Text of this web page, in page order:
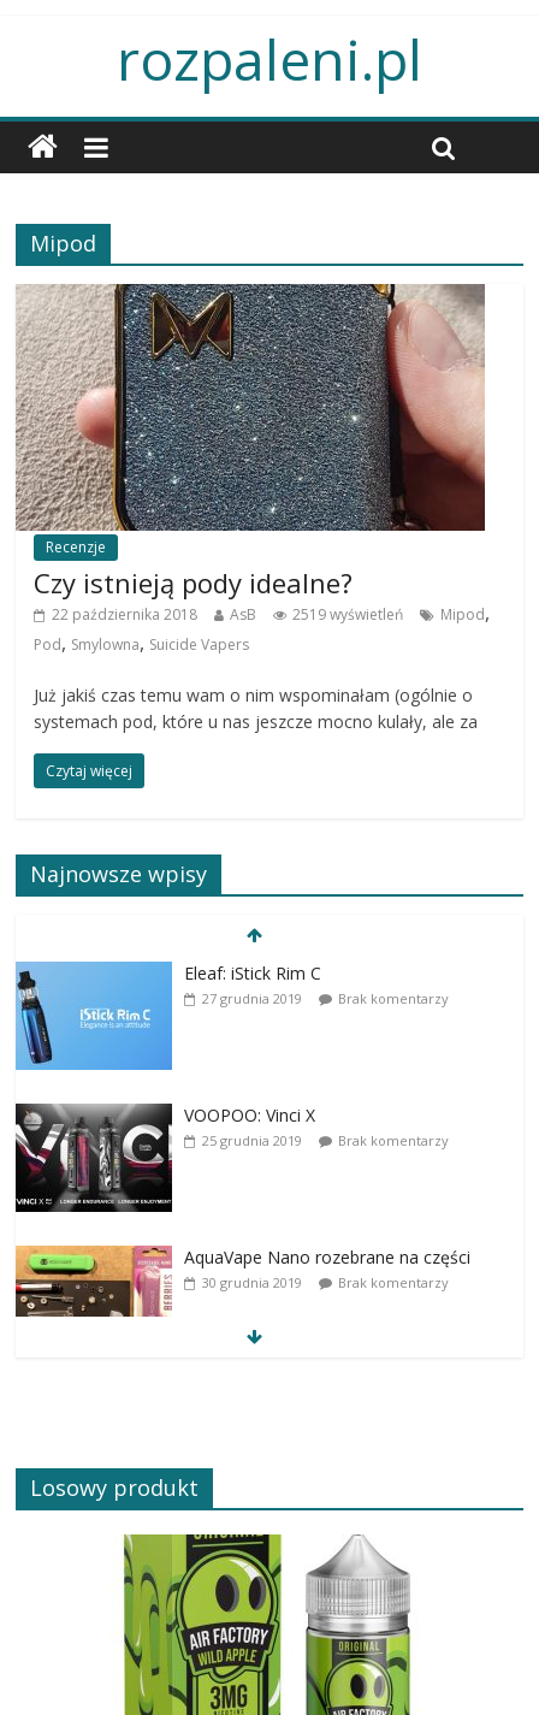
rozpaleni.pl
Mipod
Recenzje
Czy istnieją pody idealne?
22 października 2018 AsB 2519 wyświetleń Mipod,
Pod, Smylowna, Suicide Vapers
Już jakiś czas temu wam o nim wspominałam (ogólnie o
systemach pod, które u nas jeszcze mocno kulały, ale za
Czytaj więcej
Najnowsze wpisy
Eleaf: iStick Rim C
27 grudnia 2019 Brak komentarzy
VOOPOO: Vinci X
25 grudnia 2019 Brak komentarzy
AquaVape Nano rozebrane na części
30 grudnia 2019 Brak komentarzy
Losowy produkt